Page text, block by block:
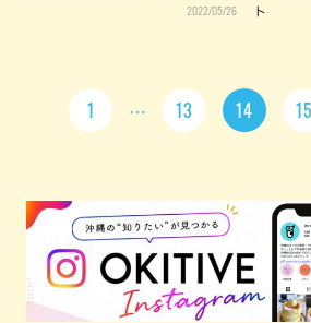
2022/05/26
ト
1 13 14 15